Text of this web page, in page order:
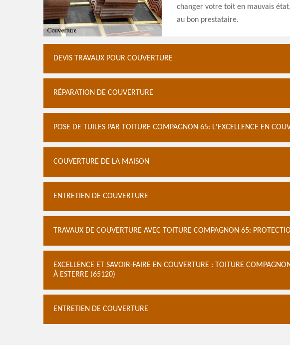
changer votre toit en mauvais
au bon prestataire.
DEVIS TRAVAUX POUR COUVERTURE
RÉPARATION DE COUVERTURE
POSE DE TUILES PAR TOITURE COMPAGNON 65: L'EXCELLENCE EN
COUVERTURE DE LA MAISON
ENTRETIEN DE COUVERTURE
TRAVAUX DE COUVERTURE AVEC TOITURE COMPAGNON 65:
EXCELLENCE ET SAVOIR-FAIRE EN COUVERTURE : TOITURE
À ESTERRE (65120)
ENTRETIEN DE COUVERTURE